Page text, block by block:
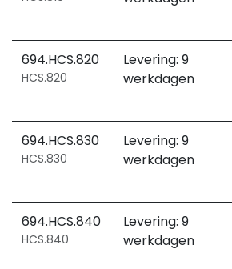
694.HCS.820
HCS.820
Levering: 9
werkdagen
694.HCS.830
HCS.830
Levering: 9
werkdagen
694.HCS.840
HCS.840
Levering: 9
werkdagen